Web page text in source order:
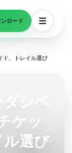
ロード
ド、トレイル選び
シベ
ケッ
ル選び